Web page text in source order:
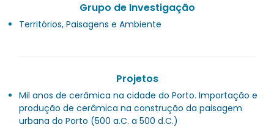
Grupo de Investigação
Territórios, Paisagens e Ambiente
Projetos
Mil anos de cerâmica na cidade do Porto. Importação e
produção de cerâmica na construção da paisagem
urbana do Porto (500 a.C. a 500 d.C.)